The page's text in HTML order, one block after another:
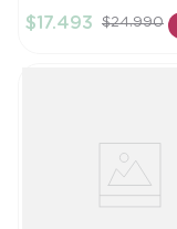
$17.493 $24.990